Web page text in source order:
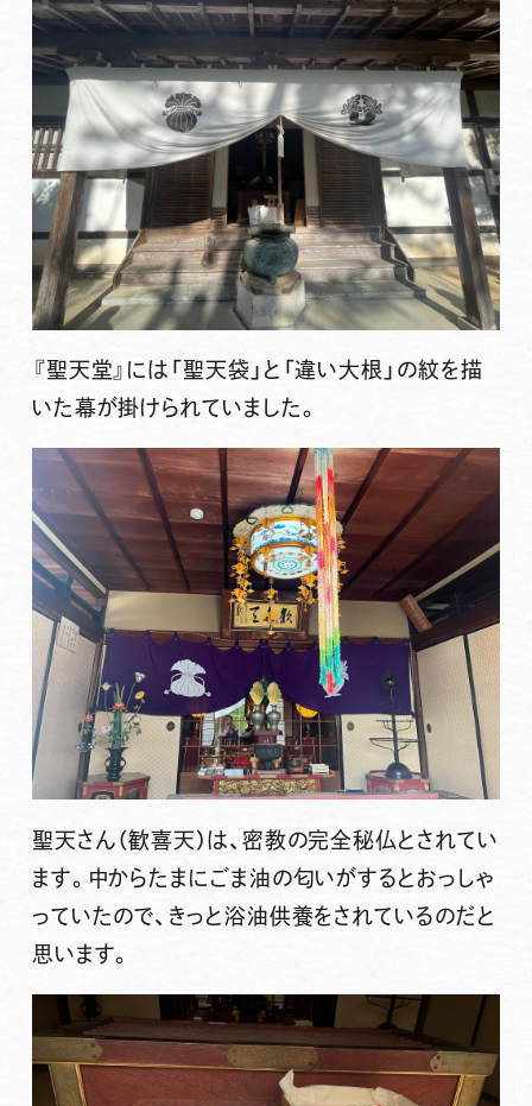
『聖天堂』には「聖天袋」と「違い大根」の紋を描
いた幕が掛けられていました。
聖天さん（歓喜天）は、密教の完全秘仏とされてい
ます。中からたまにごま油の匂いがするとおっしゃ
っていたので、きっと浴油供養をされているのだと
思います。